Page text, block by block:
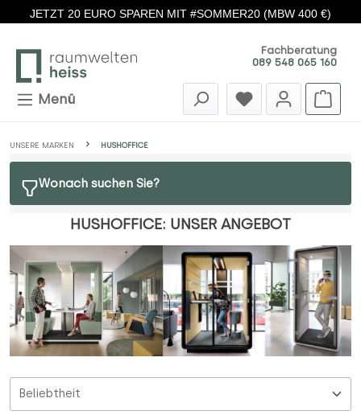
Zum Hauptinhalt springen
JETZT 20 EURO SPAREN MIT #SOMMER20 (MBW 400 €)
Fachberatung
089 548 065 160
Menü
UNSERE MARKEN HUSHOFFICE
Wonach suchen Sie?
HUSHOFFICE: UNSER ANGEBOT